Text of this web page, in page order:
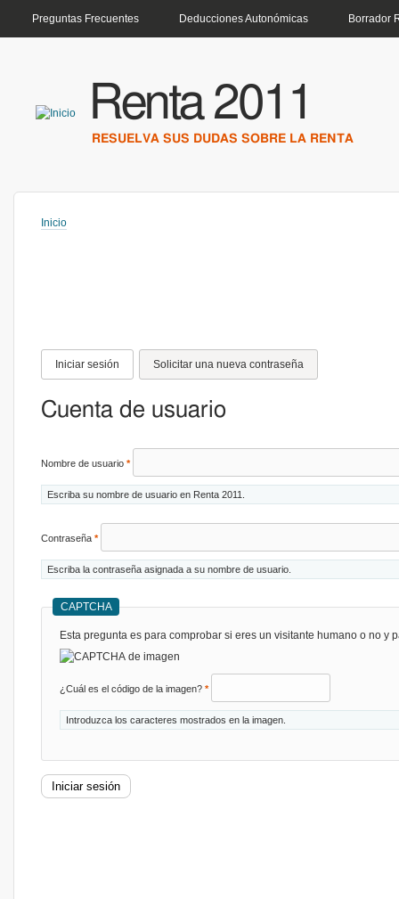
Preguntas Frecuentes Deducciones Autonómicas Borrador
Renta 2011
RESUELVA SUS DUDAS SOBRE LA RENTA
Usted está aquí
Inicio
Solapas principales
Iniciar sesión (solapa activa)
Solicitar una nueva contraseña
Cuenta de usuario
Nombre de usuario *
Escriba su nombre de usuario en Renta 2011.
Contraseña *
Escriba la contraseña asignada a su nombre de usuario.
CAPTCHA
Esta pregunta es para comprobar si eres un visitante humano o no y
¿Cuál es el código de la imagen? *
Introduzca los caracteres mostrados en la imagen.